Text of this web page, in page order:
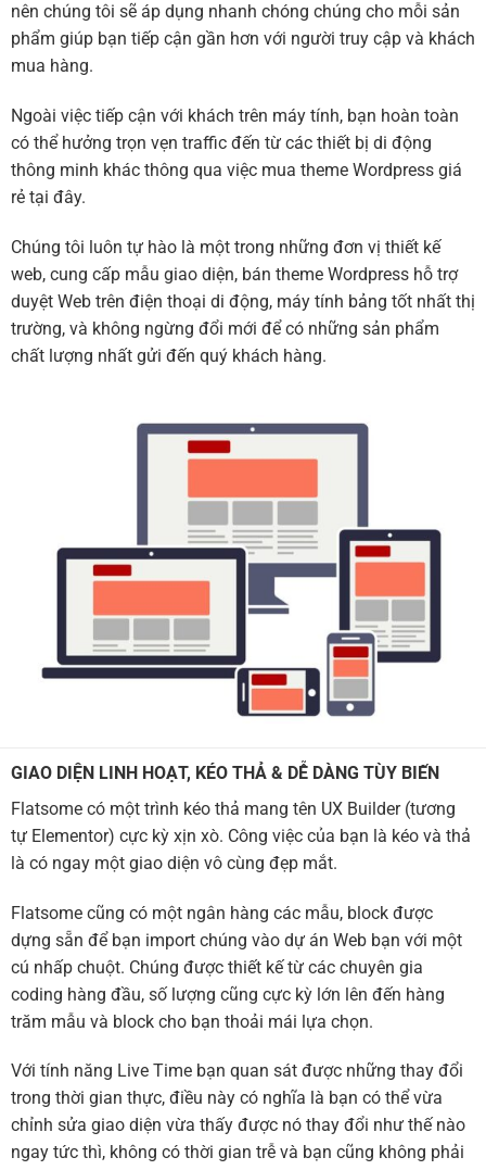
nên chúng tôi sẽ áp dụng nhanh chóng chúng cho mỗi sản
phẩm giúp bạn tiếp cận gần hơn với người truy cập và khách
mua hàng.
Ngoài việc tiếp cận với khách trên máy tính, bạn hoàn toàn
có thể hưởng trọn vẹn traffic đến từ các thiết bị di động
thông minh khác thông qua việc mua theme Wordpress giá
rẻ tại đây.
Chúng tôi luôn tự hào là một trong những đơn vị thiết kế
web, cung cấp mẫu giao diện, bán theme Wordpress hỗ trợ
duyệt Web trên điện thoại di động, máy tính bảng tốt nhất thị
trường, và không ngừng đổi mới để có những sản phẩm
chất lượng nhất gửi đến quý khách hàng.
GIAO DIỆN LINH HOẠT, KÉO THẢ & DỄ DÀNG TÙY BIẾN
Flatsome có một trình kéo thả mang tên UX Builder (tương
tự Elementor) cực kỳ xịn xò. Công việc của bạn là kéo và thả
là có ngay một giao diện vô cùng đẹp mắt.
Flatsome cũng có một ngân hàng các mẫu, block được
dựng sẵn để bạn import chúng vào dự án Web bạn với một
cú nhấp chuột. Chúng được thiết kế từ các chuyên gia
coding hàng đầu, số lượng cũng cực kỳ lớn lên đến hàng
trăm mẫu và block cho bạn thoải mái lựa chọn.
Với tính năng Live Time bạn quan sát được những thay đổi
trong thời gian thực, điều này có nghĩa là bạn có thể vừa
chỉnh sửa giao diện vừa thấy được nó thay đổi như thế nào
ngay tức thì, không có thời gian trễ và bạn cũng không phải